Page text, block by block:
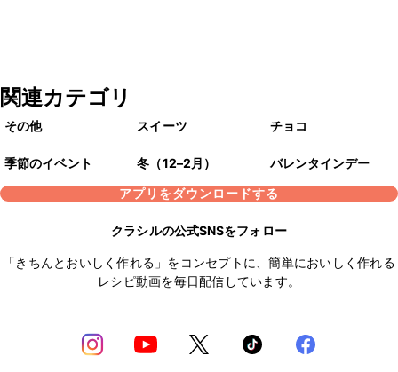
関連カテゴリ
その他 スイーツ チョコ
季節のイベント 冬（12–2月）
バレンタインデー
アプリをダウンロードする
クラシルの公式SNSをフォロー
「きちんとおいしく作れる」をコンセプトに、簡単においしく作れる
レシピ動画を毎日配信しています。